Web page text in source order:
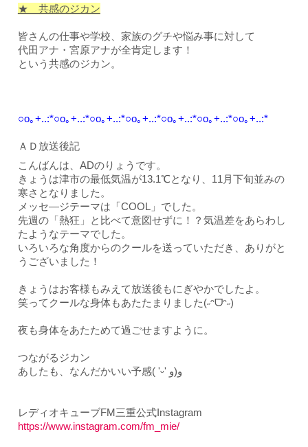
★ 共感のジカン
皆さんの仕事や学校、家族のグチや悩み事に対して
代田アナ・宮原アナが全肯定します！
という共感のジカン。
○o｡+..:*○o｡+..:*○o｡+..:*○o｡+..:*○o｡+..:*○o｡+..:*○o｡+..:*
ＡＤ放送後記
こんばんは、ADのりょうです。
きょうは津市の最低気温が13.1℃となり、11月下旬並みの
寒さとなりました。
メッセ―ジテーマは「COOL」でした。
先週の「熱狂」と比べて意図せずに！？気温差をあらわし
たようなテーマでした。
いろいろな角度からのクールを送っていただき、ありがと
うございました！
きょうはお客様もみえて放送後もにぎやかでしたよ。
笑ってクールな身体もあたたまりました(˶ᵔᗜᵔ˶)
夜も身体をあたためて過ごせますように。
つながるジカン
あしたも、なんだかいい予感
( 'ᵕ' و(و
レディオキューブFM三重公式Instagram
https://www.instagram.com/fm_mie/